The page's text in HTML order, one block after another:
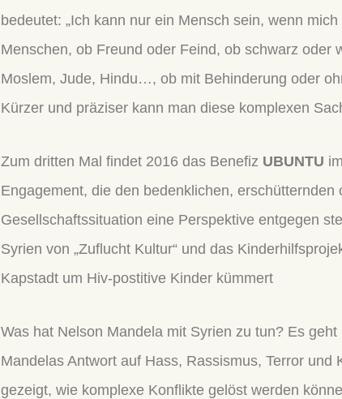
bedeutet: „Ich kann nur ein Mensch sein, wenn
Menschen, ob Freund oder Feind, ob schwarz
Moslem, Jude, Hindu…, ob mit Behinderung oder
Kürzer und präziser kann man diese komplexen
Zum dritten Mal findet 2016 das Benefiz UBUNTU
Engagement, die den bedenklichen,
Gesellschaftssituation eine Perspektive entgegen
Syrien von „Zuflucht Kultur“ und das
Kapstadt um Hiv-postitive Kinder kümmert
Was hat Nelson Mandela mit Syrien zu tun? Es
Mandelas Antwort auf Hass, Rassismus, Terror
gezeigt, wie komplexe Konflikte gelöst werden